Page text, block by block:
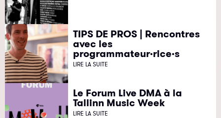
TIPS DE PROS | Rencontres
avec les
programmateur·rice·s
LIRE LA SUITE
Le Forum Live DMA à la
Tallinn Music Week
LIRE LA SUITE